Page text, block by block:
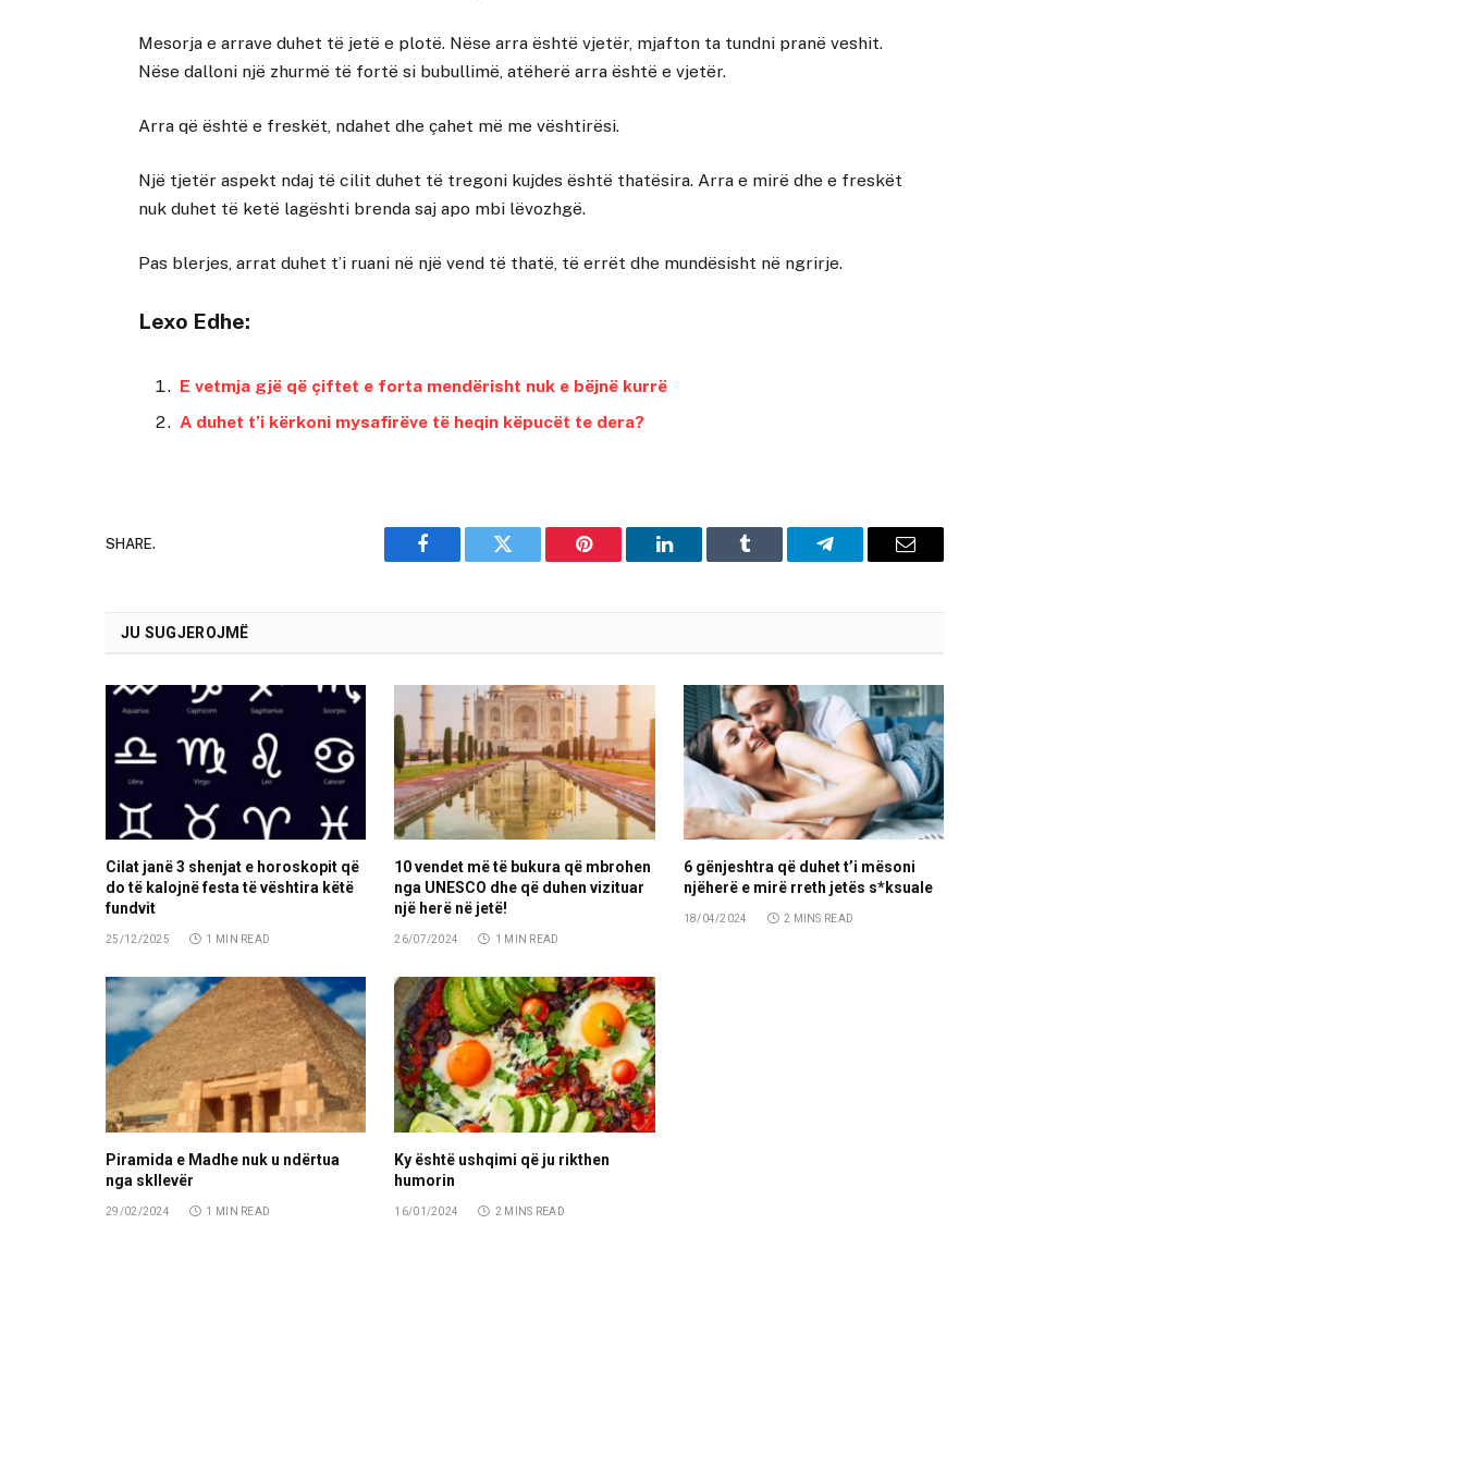
Mesorja e arrave duhet të jetë e plotë. Nëse arra është vjetër, mjafton ta tundni pranë veshit.
Nëse dalloni një zhurmë të fortë si bubullimë, atëherë arra është e vjetër.
Arra që është e freskët, ndahet dhe çahet më me vështirësi.
Një tjetër aspekt ndaj të cilit duhet të tregoni kujdes është thatësira. Arra e mirë dhe e freskët
nuk duhet të ketë lagështi brenda saj apo mbi lëvozhgë.
Pas blerjes, arrat duhet t’i ruani në një vend të thatë, të errët dhe mundësisht në ngrirje.
Lexo Edhe:
E vetmja gjë që çiftet e forta mendërisht nuk e bëjnë kurrë
A duhet t’i kërkoni mysafirëve të heqin këpucët te dera?
SHARE.
Facebook Twitter Pinterest LinkedIn Tumblr Telegram Email
JU SUGJEROJMË
Cilat janë 3 shenjat e horoskopit që
do të kalojnë festa të vështira këtë
fundvit
25/12/2025 1 MIN READ
10 vendet më të bukura që mbrohen
nga UNESCO dhe që duhen vizituar
një herë në jetë!
26/07/2024 1 MIN READ
6 gënjeshtra që duhet t’i mësoni
njëherë e mirë rreth jetës s*ksuale
18/04/2024 2 MINS READ
Piramida e Madhe nuk u ndërtua
nga skllevër
29/02/2024 1 MIN READ
Ky është ushqimi që ju rikthen
humorin
16/01/2024 2 MINS READ